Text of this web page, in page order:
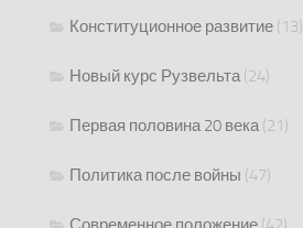
Конституционное развитие (13)
Новый курс Рузвельта(24)
Первая половина 20 века(21)
Политика после войны (47)